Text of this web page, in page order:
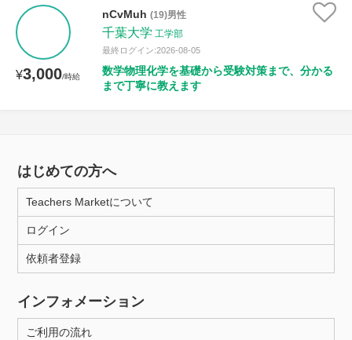
¥3,000/時給
nCvMuh (19)男性
千葉大学 工学部
最終ログイン:2026-08-05
数学物理化学を基礎から受験対策まで、分かる
まで丁寧に教えます
はじめての方へ
Teachers Marketについて
ログイン
依頼者登録
インフォメーション
ご利用の流れ